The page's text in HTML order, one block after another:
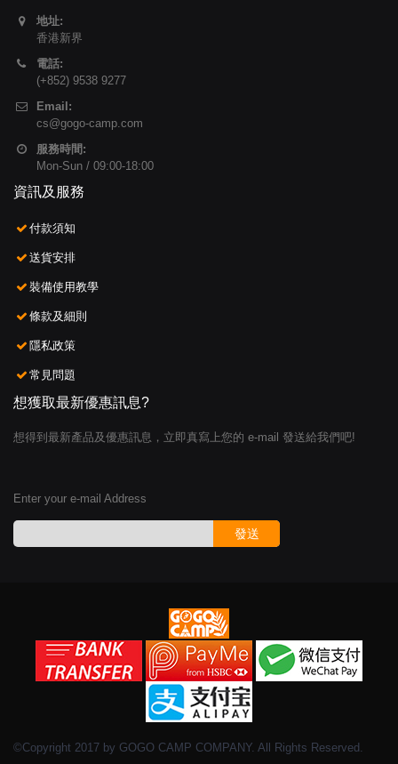
地址:
香港新界
電話:
(+852) 9538 9277
Email:
cs@gogo-camp.com
服務時間:
Mon-Sun / 09:00-18:00
資訊及服務
付款須知
送貨安排
裝備使用教學
條款及細則
隱私政策
常見問題
想獲取最新優惠訊息?
想得到最新產品及優惠訊息，立即真寫上您的 e-mail 發送給我們吧!
Enter your e-mail Address
發送
©Copyright 2017 by GOGO CAMP COMPANY. All Rights Reserved.